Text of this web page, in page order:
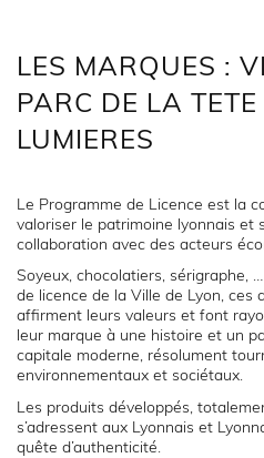
LES MARQUES :
PARC DE LA
LUMIERES
Le Programme de Licence est la
valoriser le patrimoine lyonnais et
collaboration avec des acteurs
Soyeux, chocolatiers, sérigraphe,
de licence de la Ville de Lyon,
affirment leurs valeurs et font
leur marque à une histoire et un
capitale moderne, résolument
environnementaux et sociétaux.
Les produits développés,
s’adressent aux Lyonnais et
quête d’authenticité.